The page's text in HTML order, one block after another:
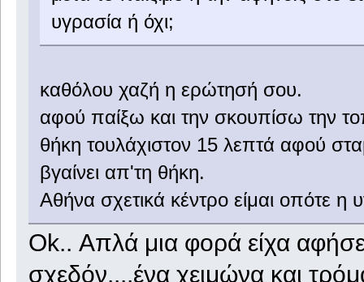
υγρασία ή όχι;
καθόλου χαζή η ερώτησή σου.
αφού παίξω και την σκουπίσω την
θήκη τουλάχιστον 15 λεπτά αφού
βγαίνει απ'τη θήκη.
Αθήνα σχετικά κέντρο είμαι οπότε η
Ok.. Απλά μια φορά είχα
σχεδόν....ένα χειμώνα και